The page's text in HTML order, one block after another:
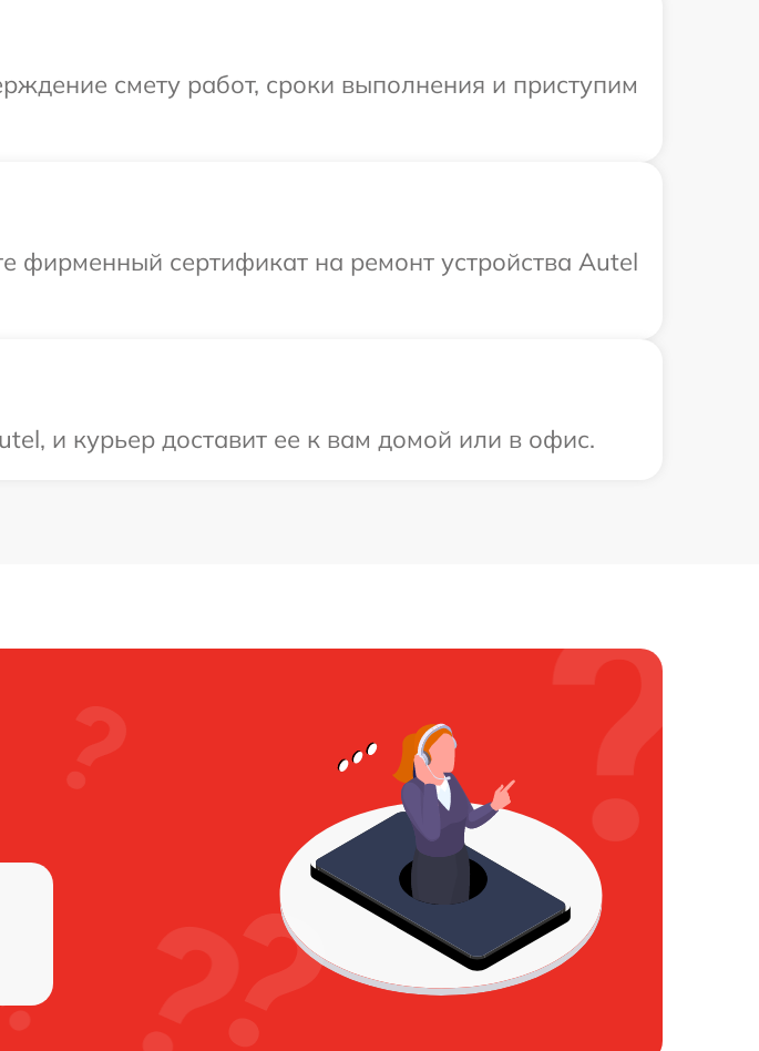
смету работ, сроки выполнения и приступим
фирменный сертификат на ремонт устройства Autel
и курьер доставит ее к вам домой или в офис.